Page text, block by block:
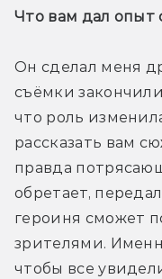
Что вам дал опыт
Он сделал меня
съёмки
что роль
рассказать вам
правда
обретает,
героиня сможет
зрителями.
чтобы все